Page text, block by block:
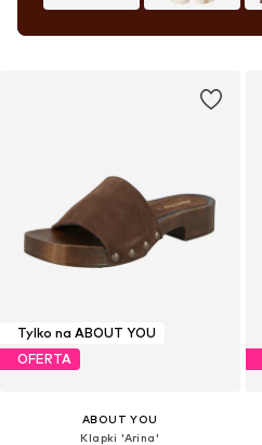
Tylko na ABOUT YOU
OFERTA
ABOUT YOU
Klapki 'Arina'